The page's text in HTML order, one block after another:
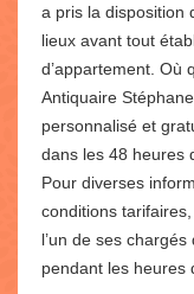
a pris la disposition
lieux avant tout
d’appartement. Où
Antiquaire
personnalisé et
dans les 48 heures
Pour diverses
conditions
l’un de ses
pendant les heures